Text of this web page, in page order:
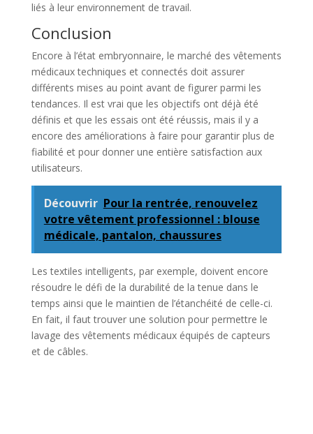
liés à leur environnement de travail.
Conclusion
Encore à l’état embryonnaire, le marché des vêtements
médicaux techniques et connectés doit assurer
différents mises au point avant de figurer parmi les
tendances. Il est vrai que les objectifs ont déjà été
définis et que les essais ont été réussis, mais il y a
encore des améliorations à faire pour garantir plus de
fiabilité et pour donner une entière satisfaction aux
utilisateurs.
Découvrir Pour la rentrée, renouvelez
votre vêtement professionnel : blouse
médicale, pantalon, chaussures
Les textiles intelligents, par exemple, doivent encore
résoudre le défi de la durabilité de la tenue dans le
temps ainsi que le maintien de l’étanchéité de celle-ci.
En fait, il faut trouver une solution pour permettre le
lavage des vêtements médicaux équipés de capteurs
et de câbles.